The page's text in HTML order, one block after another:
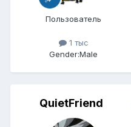
Пользователь
1 тыс
Gender:Male
QuietFriend